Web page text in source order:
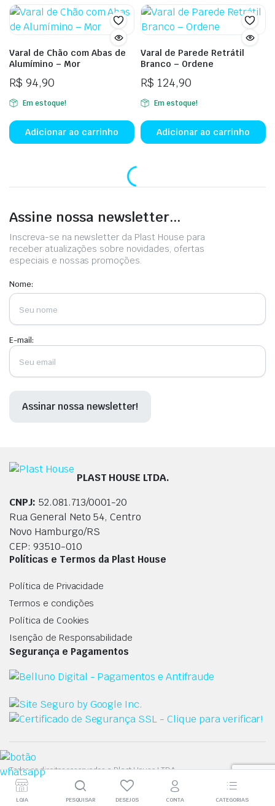
As
opções
ser
escolhidas
na
página
do
produto
Varal de Chão com Abas de
Alumímino – Mor
R$ 94,90
Em estoque!
Adicionar ao carrinho
Varal de Parede Retrátil
Branco – Ordene
R$ 124,90
Em estoque!
Adicionar ao carrinho
Assine nossa newsletter...
Inscreva-se na newsletter da Plast House para
receber atualizações sobre novidades, ofertas
especiais e nossas promoções.
Nome:
E-mail:
PLAST HOUSE LTDA.
CNPJ: 52.081.713/0001-20
Rua General Neto 54, Centro
Novo Hamburgo/RS
CEP: 93510-010
Políticas e Termos da Plast House
Política de Privacidade
Termos e condições
Política de Cookies
Isenção de Responsabilidade
Segurança e Pagamentos
Todos os direitos reservados a Plast House LTDA.
LOJA PESQUISAR DESEJOS CONTA CATEGORIAS